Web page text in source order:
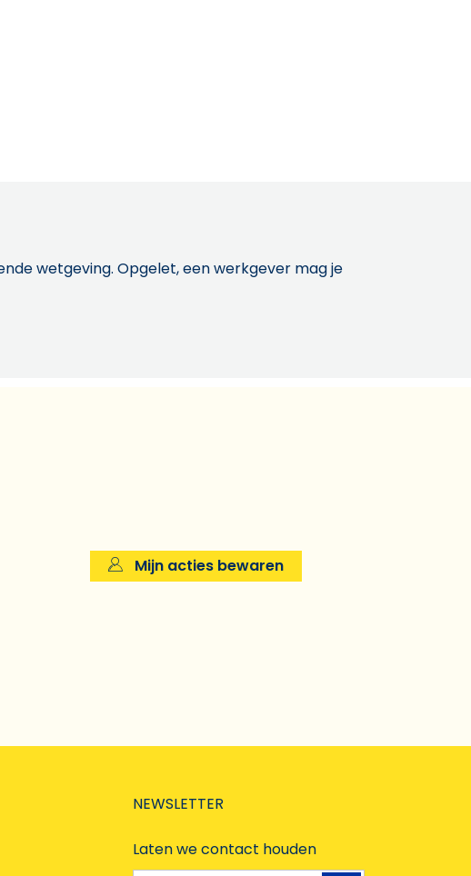
wetgeving. Opgelet, een werkgever mag je
Mijn acties bewaren
NEWSLETTER
Laten we contact houden